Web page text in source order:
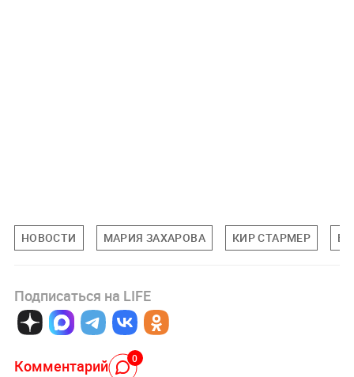
НОВОСТИ МАРИЯ ЗАХАРОВА КИР СТАРМЕР
Подписаться на LIFE
Комментарий 0